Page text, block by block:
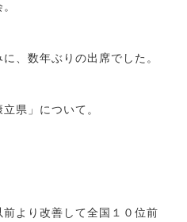
、数年ぶりの出席でした。
県」について。
より改善して全国１０位前